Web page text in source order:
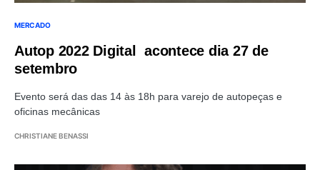
MERCADO
Autop 2022 Digital acontece dia 27 de
setembro
Evento será das das 14 às 18h para varejo de autopeças e
oficinas mecânicas
CHRISTIANE BENASSI